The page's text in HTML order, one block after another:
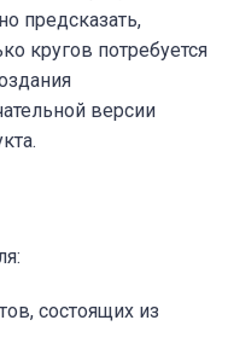
предсказать,
кругов потребуется
версии
состоящих из